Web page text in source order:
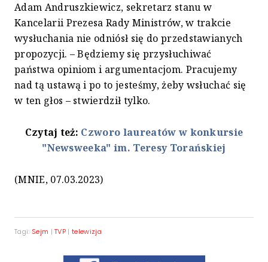
Adam Andruszkiewicz, sekretarz stanu w
Kancelarii Prezesa Rady Ministrów, w trakcie
wysłuchania nie odniósł się do przedstawianych
propozycji. – Będziemy się przysłuchiwać
państwa opiniom i argumentacjom. Pracujemy
nad tą ustawą i po to jesteśmy, żeby wsłuchać się
w ten głos – stwierdził tylko.
Czytaj też: Czworo laureatów w konkursie
"Newsweeka" im. Teresy Torańskiej
(MNIE, 07.03.2023)
Tagi: Sejm |TVP |telewizja